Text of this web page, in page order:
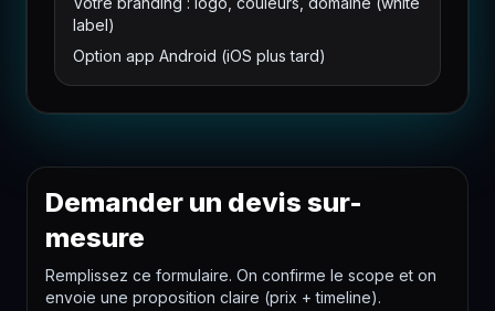
label)
Option app Android (iOS plus tard)
Demander un devis sur-
mesure
Remplissez ce formulaire. On confirme le scope et on
envoie une proposition claire (prix + timeline).